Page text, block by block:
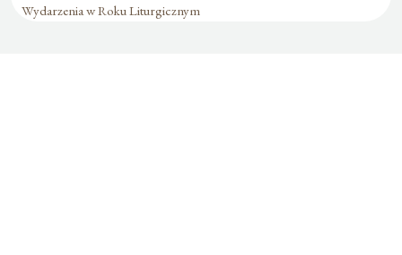
Wydarzenia w Roku Liturgicznym